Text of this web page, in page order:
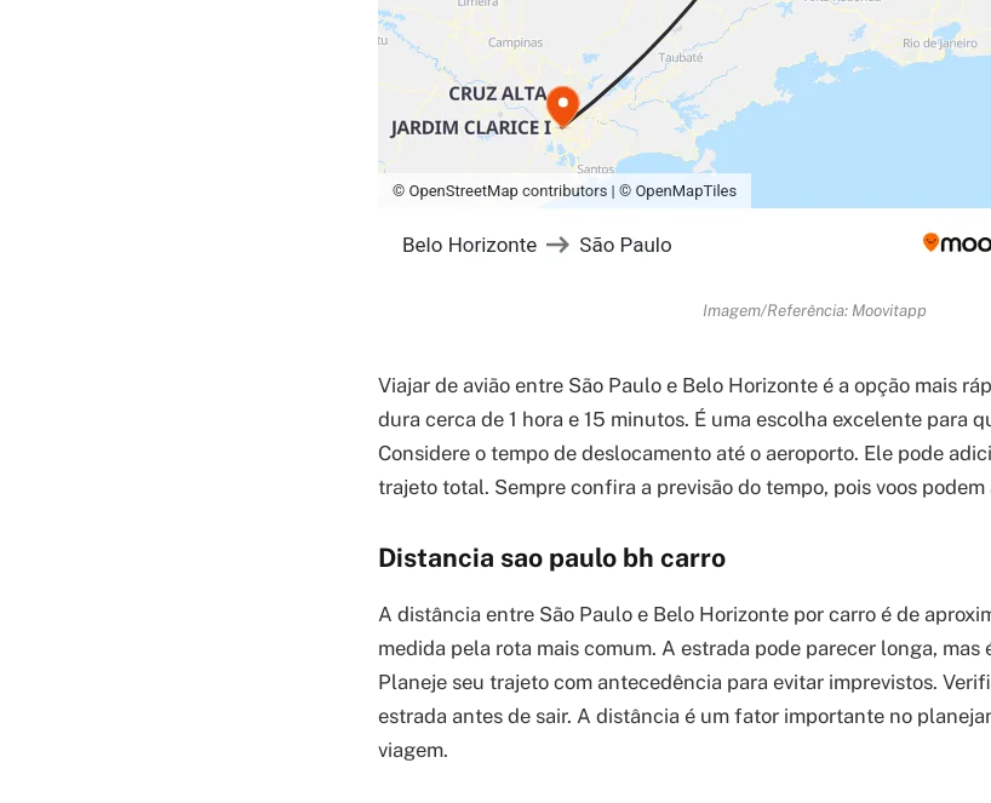
Imagem/Referência: Moovitapp
Viajar de avião entre São Paulo e Belo Horizonte é a opção mais
dura cerca de 1 hora e 15 minutos. É uma escolha excelente para
Considere o tempo de deslocamento até o aeroporto. Ele pode
trajeto total. Sempre confira a previsão do tempo, pois voos
Distancia sao paulo bh carro
A distância entre São Paulo e Belo Horizonte por carro é de
medida pela rota mais comum. A estrada pode parecer longa,
Planeje seu trajeto com antecedência para evitar imprevistos.
estrada antes de sair. A distância é um fator importante no
viagem.